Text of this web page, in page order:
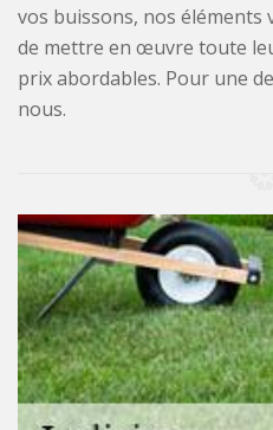
vos buissons, nos éléments
de mettre en œuvre toute
prix abordables. Pour une
nous.